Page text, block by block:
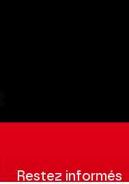
Restez informés